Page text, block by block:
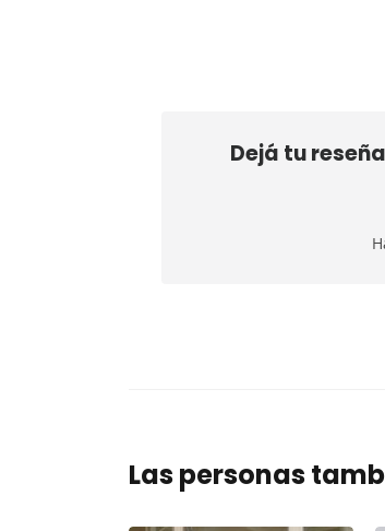
Dejá tu
Las personas